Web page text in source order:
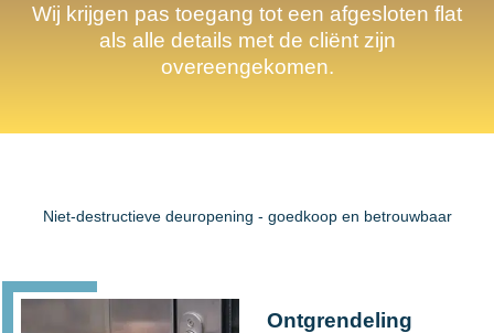
Wij krijgen pas toegang tot een afgesloten flat
als alle details met de cliënt zijn
overeengekomen.
Niet-destructieve deuropening - goedkoop en betrouwbaar
Ontgrendeling